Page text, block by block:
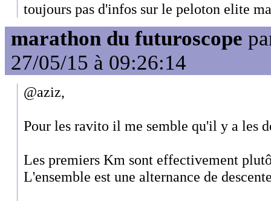
toujours pas d'infos sur le peloton elite
marathon du futuroscope
27/05/15 à 09:26:14
@aziz,
Pour les ravito il me semble qu'il y a les
Les premiers Km sont effectivement
L'ensemble est une alternance de